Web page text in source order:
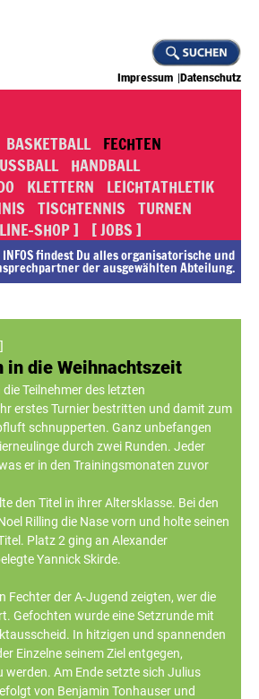
Impressum Datenschutz
BASKETBALL FECHTEN
HANDBALL
KLETTERN
LEICHTATHLETIK
TISCHTENNIS TURNEN
SHOP ] [ JOBS ]
findest Du alles or­ga­ni­sa­to­rische und
der ausgewählten Abteilung.
]
die Weihnachtszeit
Teilnehmer des letzten
erstes Turnier bestritten und damit zum
schnupperten. Ganz unbefangen
durch zwei Runden. Jeder
er in den Trainingsmonaten zuvor
den Titel in ihrer Altersklasse. Bei den
Rilling die Nase vorn und holte seinen
Platz 2 ging an Alexander
Yannick Skirde.
Fechter der A-Jugend zeigten, wer die
Gefochten wurde eine Setzrunde mit
In hitzigen und spannenden
Einzelne seinem Ziel entgegen,
werden. Am Ende setzte sich Julius
von Benjamin Tonhauser und